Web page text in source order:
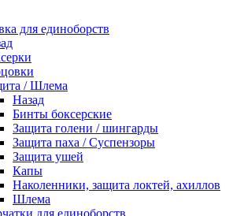
для единоборств
/ Шлема
Назад
Бинты боксерские
Защита голени / шингарды
Защита паха / Суспензоры
Защита ушей
Капы
Наколенники, защита локтей, ахиллов
Шлема
для единоборств